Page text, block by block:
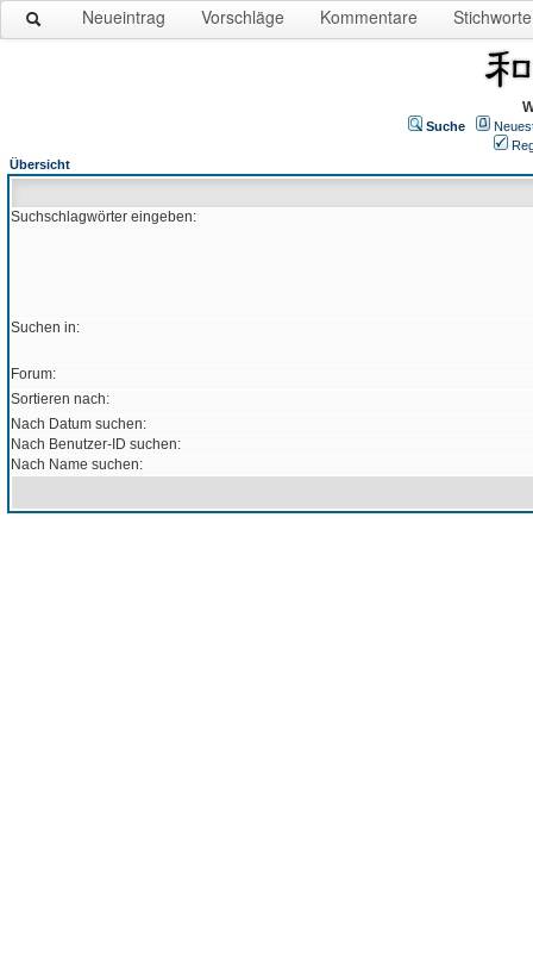
Neueintrag Vorschläge Kommentare Stichworte
Suche
Übersicht
Suchschlagwörter eingeben:
Suchen in:
Forum:
Sortieren nach:
Nach Datum suchen:
Nach Benutzer-ID suchen:
Nach Name suchen: